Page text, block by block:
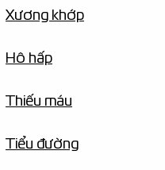
Xương khớp
Hô hấp
Thiếu máu
Tiểu đường